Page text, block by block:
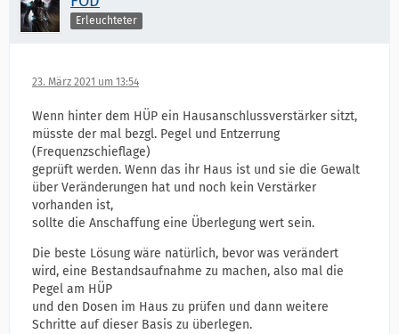
Erleuchteter
23. März 2021 um 13:54
Wenn hinter dem HÜP ein Hausanschlussverstärker sitzt,
müsste der mal bezgl. Pegel und Entzerrung
(Frequenzschieflage)
geprüft werden. Wenn das ihr Haus ist und sie die Gewalt
über Veränderungen hat und noch kein Verstärker
vorhanden ist,
sollte die Anschaffung eine Überlegung wert sein.
Die beste Lösung wäre natürlich, bevor was verändert
wird, eine Bestandsaufnahme zu machen, also mal die
Pegel am HÜP
und den Dosen im Haus zu prüfen und dann weitere
Schritte auf dieser Basis zu überlegen.